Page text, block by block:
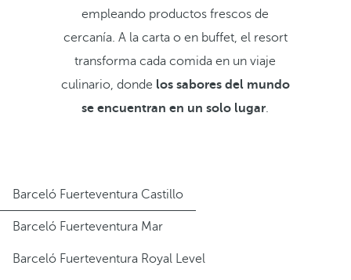
empleando productos frescos de
cercanía. A la carta o en buffet, el resort
transforma cada comida en un viaje
culinario, donde los sabores del mundo
se encuentran en un solo lugar.
Barceló Fuerteventura Castillo
Barceló Fuerteventura Mar
Barceló Fuerteventura Royal Level